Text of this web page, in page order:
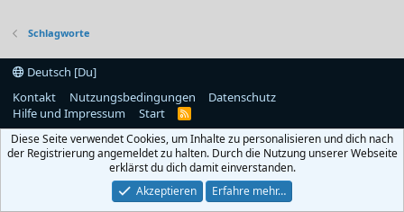
Schlagworte
Deutsch [Du]
Kontakt
Nutzungsbedingungen
Datenschutz
Hilfe und Impressum
Start
R
S
Diese Seite verwendet Cookies, um Inhalte zu personalisieren und dich nach
der Registrierung angemeldet zu halten. Durch die Nutzung unserer Webseite
erklärst du dich damit einverstanden.
Akzeptieren
Erfahre mehr…